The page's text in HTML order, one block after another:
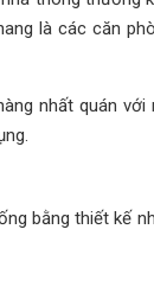
là các căn
nhất quán với
bằng thiết kế